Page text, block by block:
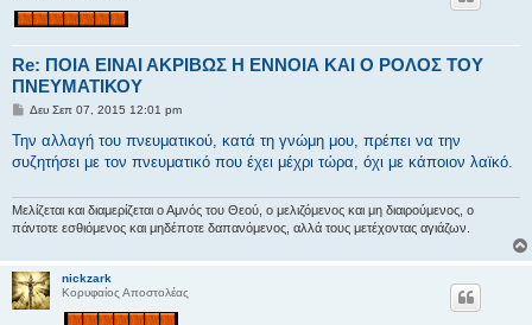
Re: ΠΟΙΑ ΕΙΝΑΙ ΑΚΡΙΒΩΣ Η ΕΝΝΟΙΑ ΚΑΙ Ο ΡΟΛΟΣ ΤΟΥ
ΠΝΕΥΜΑΤΙΚΟΥ
Δ
μ
ο
σ
υ
σ
η
Δευ Σεπ 07, 2015 12:01 pm
Την αλλαγή του πνευματικού, κατά τη γνώμη μου, πρέπει να την
συζητήσει με τον πνευματικό που έχει μέχρι τώρα, όχι με κάποιον λαϊκό.
Μελίζεται και διαμερίζεται ο Αμνός του Θεού, ο μελιζόμενος και μη διαιρούμενος, ο
πάντοτε εσθιόμενος και μηδέποτε δαπανόμενος, αλλά τους μετέχοντας αγιάζων.
nickzark
Κορυφαίος Αποστολέας